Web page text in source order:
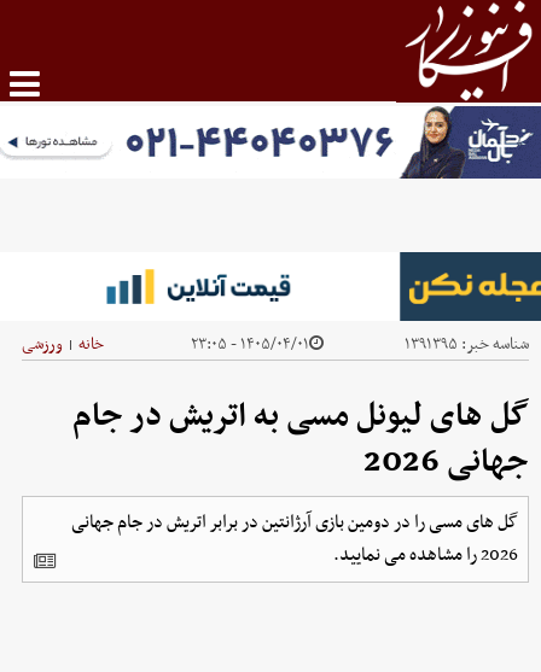
شناسه خبر: ۱۳۹۱۳۹۵ ۱۴۰۵/۰۴/۰۱ - ۲۳:۰۵ خانه | ورزشی
گل های لیونل مسی به اتریش در جام
جهانی 2026
گل های مسی را در دومین بازی آرژانتین در برابر اتریش در جام جهانی
2026 را مشاهده می نمایید.